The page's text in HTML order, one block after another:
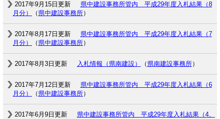
2017年9月15日更新
県中建設事務所管内 平成29年度入札結果（8
月分）
（ 県中建設事務所）
2017年8月17日更新
県中建設事務所管内 平成29年度入札結果（7
月分）
（ 県中建設事務所）
2017年8月3日更新 入札情報（県南建設） （ 県南建設事務所）
2017年7月12日更新
県中建設事務所管内 平成29年度入札結果（6
月分）
（ 県中建設事務所）
2017年6月9日更新
県中建設事務所管内 平成29年度入札結果（4、